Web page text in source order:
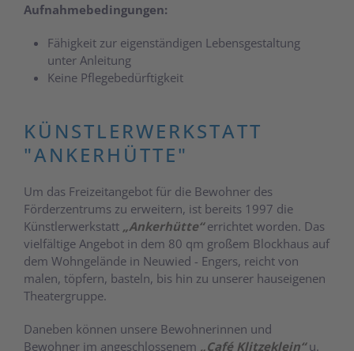
Aufnahmebedingungen:
Fähigkeit zur eigenständigen Lebensgestaltung
unter Anleitung
Keine Pflegebedürftigkeit
KÜNSTLERWERKSTATT
"ANKERHÜTTE"
Um das Freizeitangebot für die Bewohner des
Förderzentrums zu erweitern, ist bereits 1997 die
Künstlerwerkstatt „Ankerhütte“errichtet worden. Das
vielfältige Angebot in dem 80 qm großem Blockhaus auf
dem Wohngelände in Neuwied - Engers, reicht von
malen, töpfern, basteln, bis hin zu unserer hauseigenen
Theatergruppe.
Daneben können unsere Bewohnerinnen und
Bewohner im angeschlossenem „Café Klitzeklein“u.